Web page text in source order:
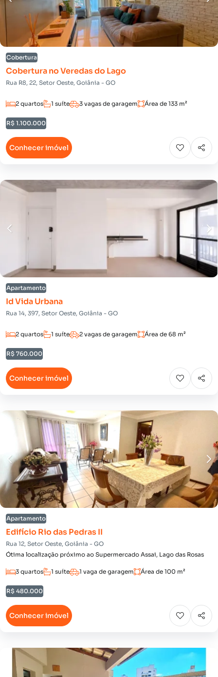
Cobertura
Cobertura no Veredas do Lago
Rua R8, 22, Setor Oeste, Goiânia - GO
2 quartos 1 suíte 3 vagas de garagem Área de 133 m²
R$ 1.100.000
Conhecer imóvel
Apartamento
Id Vida Urbana
Rua 14, 397, Setor Oeste, Goiânia - GO
2 quartos 1 suíte 2 vagas de garagem Área de 68 m²
R$ 760.000
Conhecer imóvel
Apartamento
Edifício Rio das Pedras II
Rua 12, Setor Oeste, Goiânia - GO
Ótima localização próximo ao Supermercado Assai, Lago das Rosas
3 quartos 1 suíte 1 vaga de garagem Área de 100 m²
R$ 480.000
Conhecer imóvel